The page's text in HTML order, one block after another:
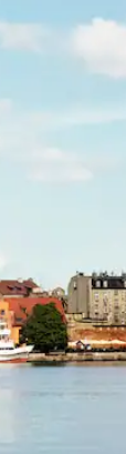
oder erkunde